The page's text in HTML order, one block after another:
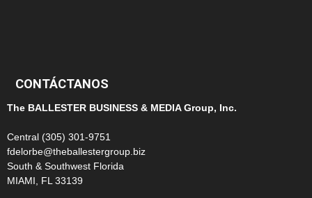
CONTÁCTANOS
The BALLESTER BUSINESS & MEDIA Group, Inc.
Central (305) 301-9751
fdelorbe@theballestergroup.biz
South & Southwest Florida
MIAMI, FL 33139